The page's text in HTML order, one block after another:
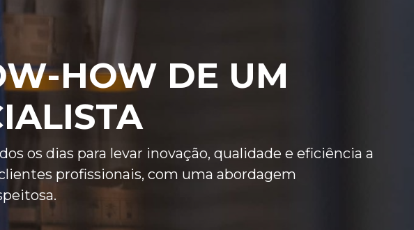
HOW DE UM
os dias para levar inovação, qualidade e eficiência a
profissionais, com uma abordagem